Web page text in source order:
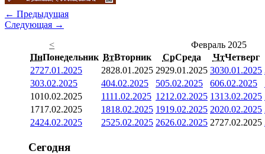
← Предыдущая
Следующая →
<
Февраль 2025
ПнПонедельник ВтВторник СрСреда ЧтЧетверг
2727.01.2025 2828.01.2025 2929.01.2025 3030.01.2025
303.02.2025 404.02.2025 505.02.2025 606.02.2025
1010.02.2025 1111.02.2025 1212.02.2025 1313.02.2025
1717.02.2025 1818.02.2025 1919.02.2025 2020.02.2025
2424.02.2025 2525.02.2025 2626.02.2025 2727.02.2025
Сегодня